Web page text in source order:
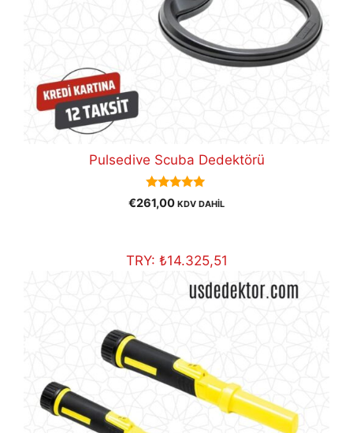
Pulsedive Scuba Dedektörü
5.00
out of 5
€261,00 KDV DAHİL
TRY: ₺14.325,51